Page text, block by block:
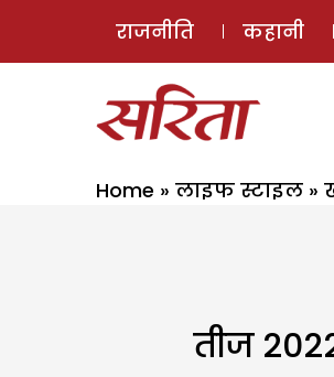
राजनीति कहानी
Home » लाइफ स्टाइल »
तीज